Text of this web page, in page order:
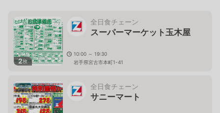
2枚
全日食チェーン
スーパーマーケット玉木屋
10:00 ～ 19:30
岩手県宮古市本町1-41
全日食チェーン
サニーマート